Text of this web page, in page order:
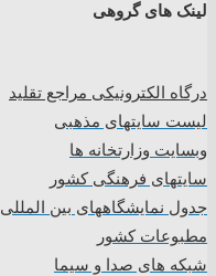
لینک های گروهی
درگاه الکترونیکی مراجع تقلید
لیست سایتهای مذهبی
وبسایت وزارتخانه ها
سایتهای فرهنگی کشور
جدول نمایشگاههای بین المللی
مطبوعات کشور
شبکه های صدا و سیما